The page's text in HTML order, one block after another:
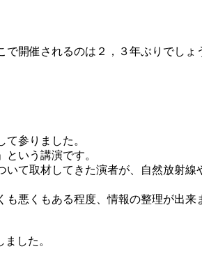
開催されるのは２，３年ぶりでしょ
参りました。
いう講演です。
て取材してきた演者が、自然放射線
悪くもある程度、情報の整理が出来
した。